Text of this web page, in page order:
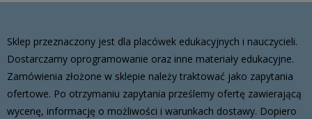
Sklep przeznaczony jest dla placówek edukacyjnych i nauczycieli.
Dostarczamy oprogramowanie oraz inne materiały edukacyjne.
Zamówienia złożone w sklepie należy traktować jako zapytania
ofertowe. Po otrzymaniu zapytania prześlemy ofertę zawierającą
wycenę, informację o możliwości i warunkach dostawy. Dopiero